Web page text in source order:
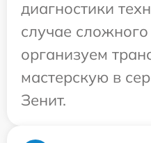
диагностики
случае
организуем
мастерскую в
Зенит.